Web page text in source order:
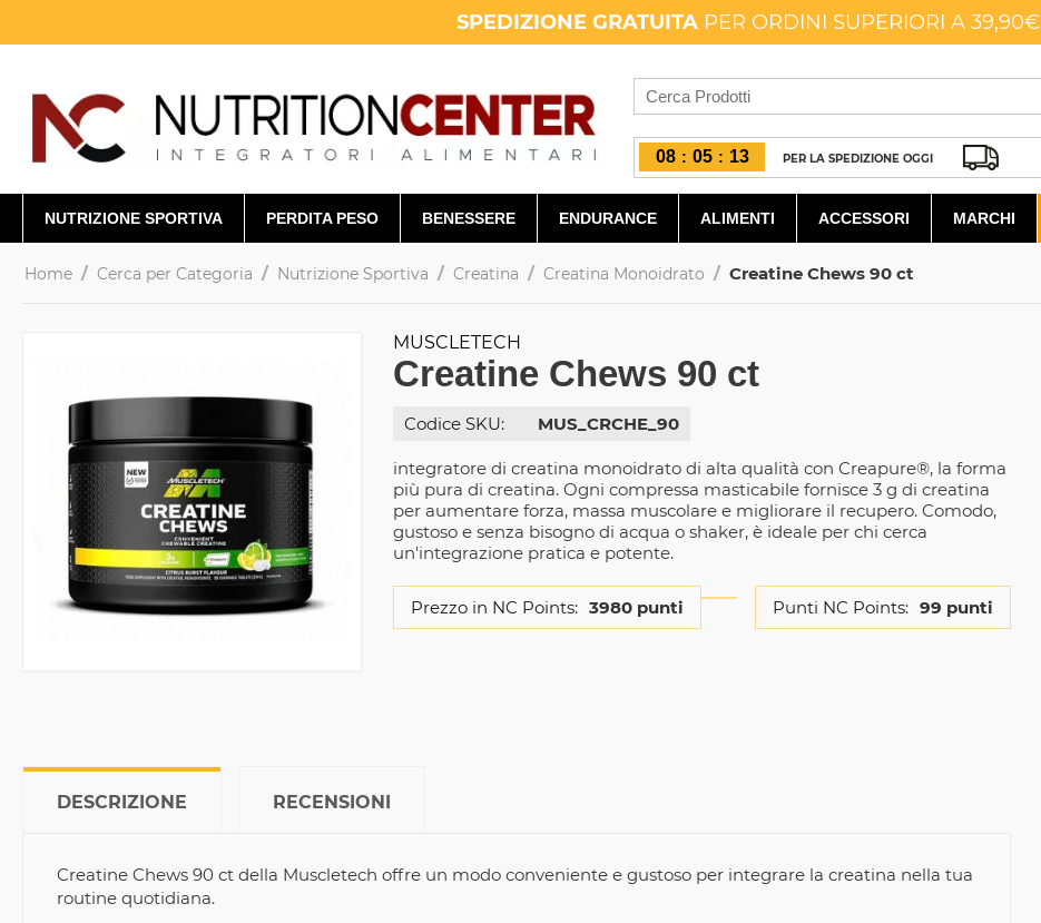
SPEDIZIONE GRATUITA PER ORDINI SUPERIORI A 39,90€
08 : 05 : 11 PER LA SPEDIZIONE OGGI
NUTRIZIONE SPORTIVA PERDITA PESO BENESSERE ENDURANCE ALIMENTI ACCESSORI MARCHI
Home / Cerca per Categoria / Nutrizione Sportiva / Creatina / Creatina Monoidrato / Creatine Chews 90 ct
MUSCLETECH
Creatine Chews 90 ct
Codice SKU: MUS_CRCHE_90
integratore di creatina monoidrato di alta qualità con Creapure®, la forma
più pura di creatina. Ogni compressa masticabile fornisce 3 g di creatina
per aumentare forza, massa muscolare e migliorare il recupero. Comodo,
gustoso e senza bisogno di acqua o shaker, è ideale per chi cerca
un'integrazione pratica e potente.
Prezzo in NC Points: 3980 punti Punti NC Points: 99 punti
DESCRIZIONE RECENSIONI
Creatine Chews 90 ct della Muscletech offre un modo conveniente e gustoso per integrare la creatina nella tua
routine quotidiana.